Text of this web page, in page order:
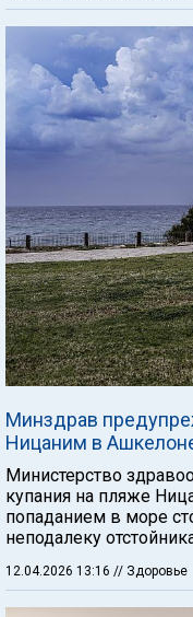
Минздрав
Ницаним в
Министерство
купания на пляже
попаданием в море
неподалеку
12.04.2026 13:16 // Здоровье